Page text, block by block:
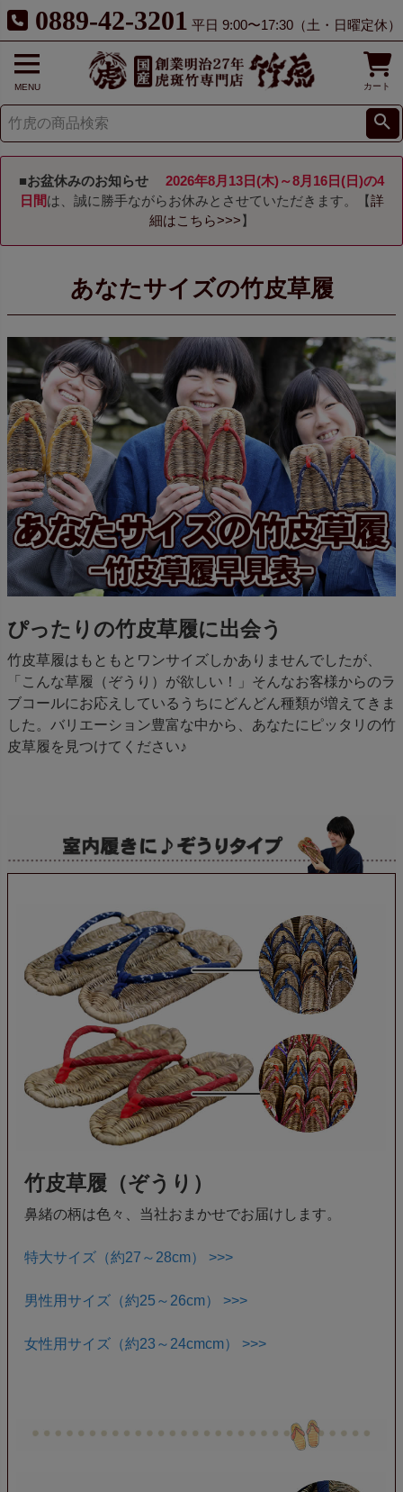
0889-42-3201 平日 9:00〜17:30（土・日曜定休）
MENU カート
■お盆休みのお知らせ
2026年8月13日(木)～8月16日(日)の4
日間は、誠に勝手ながらお休みとさせていただきます。【詳
細はこちら>>> 】
あなたサイズの竹皮草履
ぴったりの竹皮草履に出会う
竹皮草履はもともとワンサイズしかありませんでしたが、
「こんな草履（ぞうり）が欲しい！」そんなお客様からのラ
ブコールにお応えしているうちにどんどん種類が増えてきま
した。バリエーション豊富な中から、あなたにピッタリの竹
皮草履を見つけてください♪
竹皮草履（ぞうり）
鼻緒の柄は色々、当社おまかせでお届けします。
特大サイズ（約27～28cm） >>>
男性用サイズ（約25～26cm） >>>
女性用サイズ（約23～24cmcm） >>>